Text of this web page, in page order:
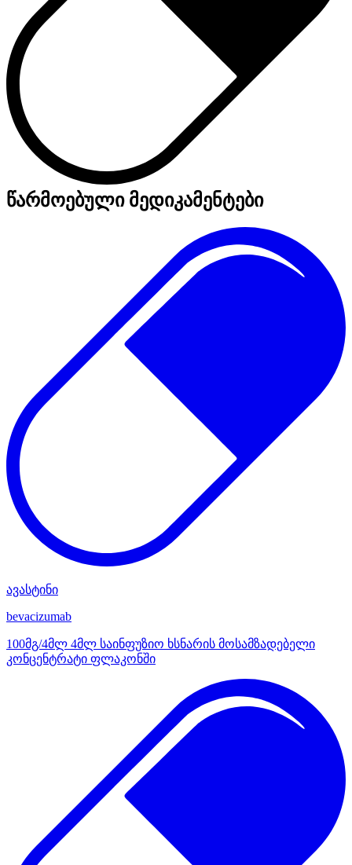
წარმოებული მედიკამენტები
ავასტინი
bevacizumab
100მგ/4მლ 4მლ საინფუზიო ხსნარის მოსამზადებელი
კონცენტრატი ფლაკონში